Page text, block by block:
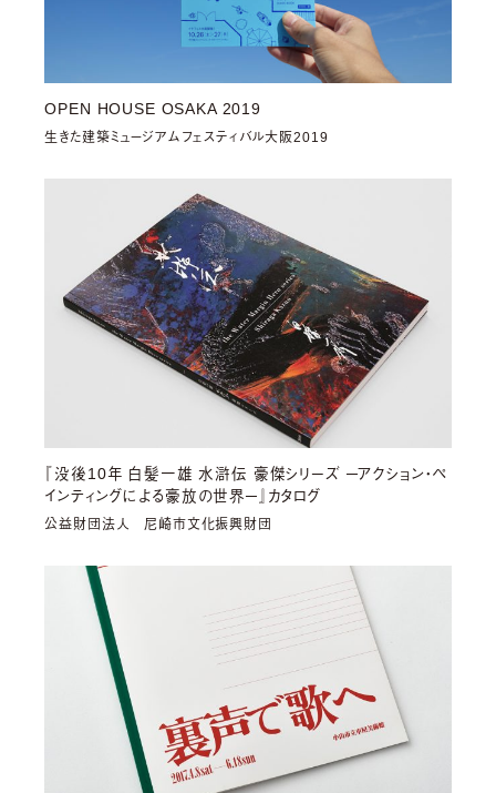
OPEN HOUSE OSAKA 2019
生きた建築ミュージアムフェスティバル大阪2019
『没後10年 白髪一雄 水滸伝 豪傑シリーズ ─アクション・ペ
インティングによる豪放の世界─』カタログ
公益財団法人 尼崎市文化振興財団